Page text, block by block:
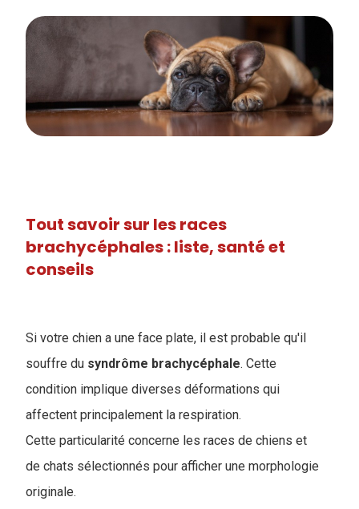
Tout savoir sur les races
brachycéphales : liste, santé et
conseils
Si votre chien a une face plate, il est probable qu'il
souffre du syndrôme brachycéphale. Cette
condition implique diverses déformations qui
affectent principalement la respiration.
Cette particularité concerne les races de chiens et
de chats sélectionnés pour afficher une morphologie
originale.